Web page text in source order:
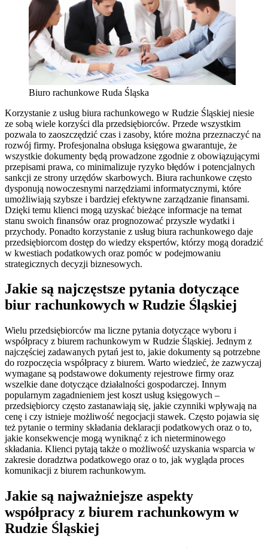
Biuro rachunkowe Ruda Śląska
Korzystanie z usług biura rachunkowego w Rudzie Śląskiej niesie
ze sobą wiele korzyści dla przedsiębiorców. Przede wszystkim
pozwala to zaoszczędzić czas i zasoby, które można przeznaczyć na
rozwój firmy. Profesjonalna obsługa księgowa gwarantuje, że
wszystkie dokumenty będą prowadzone zgodnie z obowiązującymi
przepisami prawa, co minimalizuje ryzyko błędów i potencjalnych
sankcji ze strony urzędów skarbowych. Biura rachunkowe często
dysponują nowoczesnymi narzędziami informatycznymi, które
umożliwiają szybsze i bardziej efektywne zarządzanie finansami.
Dzięki temu klienci mogą uzyskać bieżące informacje na temat
stanu swoich finansów oraz prognozować przyszłe wydatki i
przychody. Ponadto korzystanie z usług biura rachunkowego daje
przedsiębiorcom dostęp do wiedzy ekspertów, którzy mogą doradzić
w kwestiach podatkowych oraz pomóc w podejmowaniu
strategicznych decyzji biznesowych.
Jakie są najczęstsze pytania dotyczące
biur rachunkowych w Rudzie Śląskiej
Wielu przedsiębiorców ma liczne pytania dotyczące wyboru i
współpracy z biurem rachunkowym w Rudzie Śląskiej. Jednym z
najczęściej zadawanych pytań jest to, jakie dokumenty są potrzebne
do rozpoczęcia współpracy z biurem. Warto wiedzieć, że zazwyczaj
wymagane są podstawowe dokumenty rejestrowe firmy oraz
wszelkie dane dotyczące działalności gospodarczej. Innym
popularnym zagadnieniem jest koszt usług księgowych –
przedsiębiorcy często zastanawiają się, jakie czynniki wpływają na
cenę i czy istnieje możliwość negocjacji stawek. Często pojawia się
też pytanie o terminy składania deklaracji podatkowych oraz o to,
jakie konsekwencje mogą wyniknąć z ich nieterminowego
składania. Klienci pytają także o możliwość uzyskania wsparcia w
zakresie doradztwa podatkowego oraz o to, jak wygląda proces
komunikacji z biurem rachunkowym.
Jakie są najważniejsze aspekty
współpracy z biurem rachunkowym w
Rudzie Śląskiej